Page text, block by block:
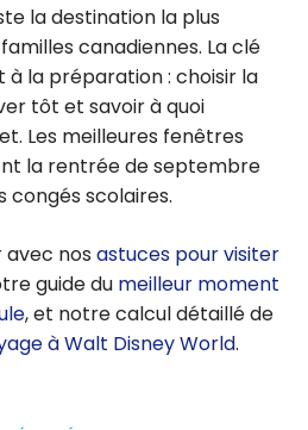
la destination la plus
canadiennes. La clé
à la préparation : choisir la
tôt et savoir à quoi
Les meilleures fenêtres
la rentrée de septembre
congés scolaires.
avec nos astuces pour visiter
guide du meilleur moment
, et notre calcul détaillé de
à Walt Disney World.